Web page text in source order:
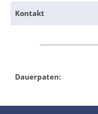
Kontakt
Dauerpaten: